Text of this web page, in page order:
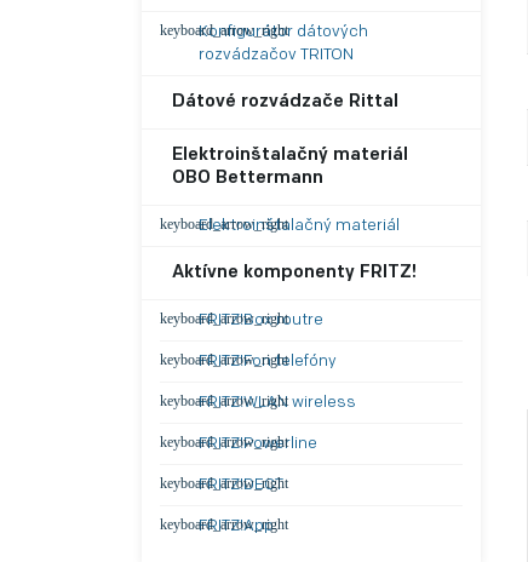
Konfigurátor dátových
rozvádzačov TRITON
Dátové rozvádzače Rittal
Elektroinštalačný materiál
OBO Bettermann
Elektroinštalačný materiál
Aktívne komponenty FRITZ!
FRITZ!Box routre
FRITZ!Fon telefóny
FRITZ!WLAN wireless
FRITZ!Powerline
FRITZ!DECT
FRITZ!App